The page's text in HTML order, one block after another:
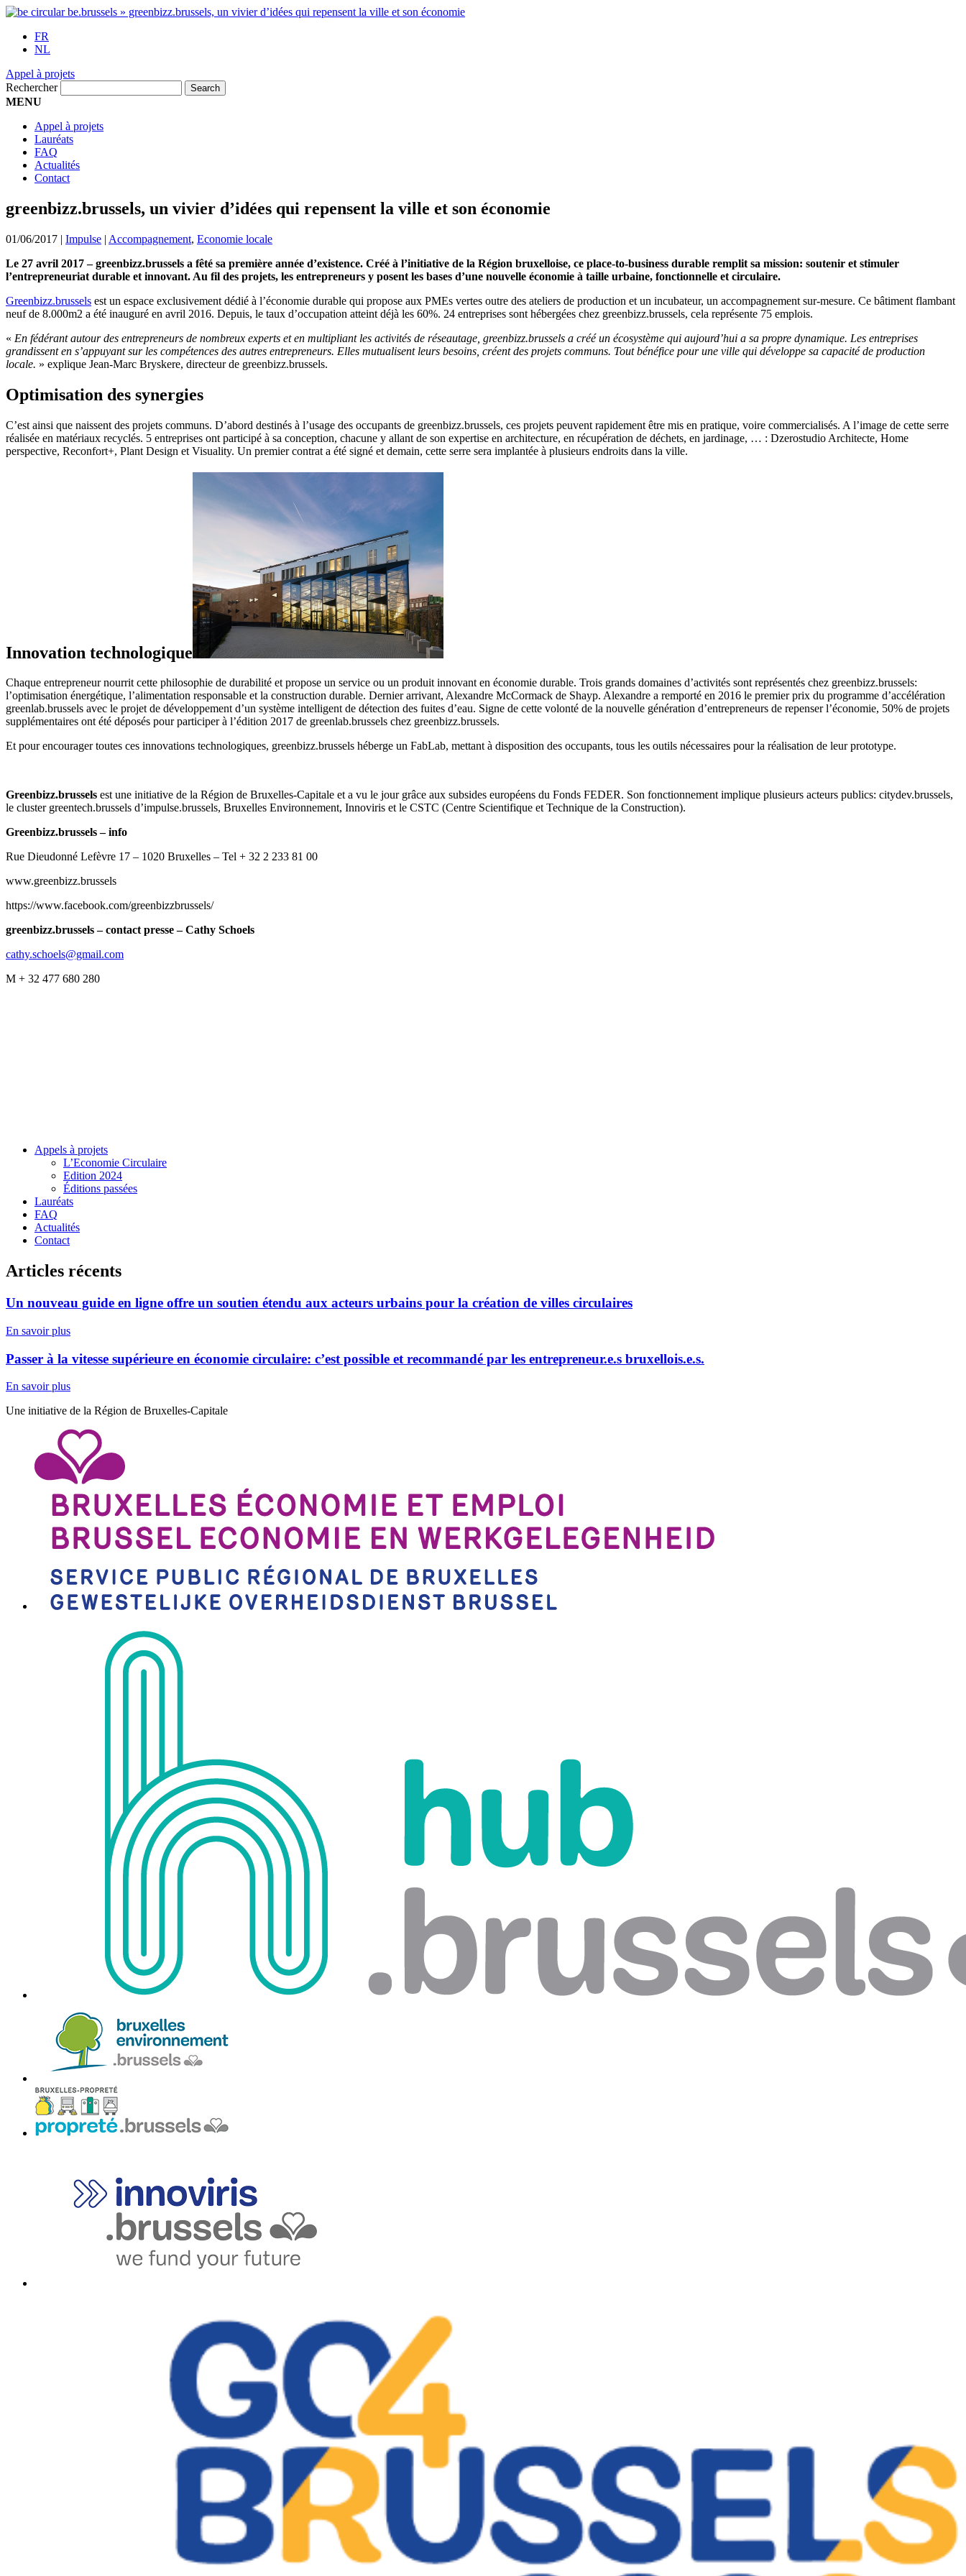
FR
NL
Appel à projets
Rechercher
MENU
Appel à projets
Lauréats
FAQ
Actualités
Contact
greenbizz.brussels, un vivier d’idées qui repensent la ville et son économie
01/06/2017 | Impulse | Accompagnement, Economie locale
Le 27 avril 2017 – greenbizz.brussels a fêté sa première année d’existence. Créé à l’initiative de la Région bruxelloise, ce place-to-business durable remplit sa mission: soutenir et stimuler
l’entrepreneuriat durable et innovant. Au fil des projets, les entrepreneurs y posent les bases d’une nouvelle économie à taille urbaine, fonctionnelle et circulaire.
Greenbizz.brussels est un espace exclusivement dédié à l’économie durable qui propose aux PMEs vertes outre des ateliers de production et un incubateur, un accompagnement sur-mesure. Ce bâtiment flambant
neuf de 8.000m2 a été inauguré en avril 2016. Depuis, le taux d’occupation atteint déjà les 60%. 24 entreprises sont hébergées chez greenbizz.brussels, cela représente 75 emplois.
« En fédérant autour des entrepreneurs de nombreux experts et en multipliant les activités de réseautage, greenbizz.brussels a créé un écosystème qui aujourd’hui a sa propre dynamique. Les entreprises
grandissent en s’appuyant sur les compétences des autres entrepreneurs. Elles mutualisent leurs besoins, créent des projets communs. Tout bénéfice pour une ville qui développe sa capacité de production
locale. » explique Jean-Marc Bryskere, directeur de greenbizz.brussels.
Optimisation des synergies
C’est ainsi que naissent des projets communs. D’abord destinés à l’usage des occupants de greenbizz.brussels, ces projets peuvent rapidement être mis en pratique, voire commercialisés. A l’image de cette serre
réalisée en matériaux recyclés. 5 entreprises ont participé à sa conception, chacune y allant de son expertise en architecture, en récupération de déchets, en jardinage, … : Dzerostudio Architecte, Home
perspective, Reconfort+, Plant Design et Visuality. Un premier contrat a été signé et demain, cette serre sera implantée à plusieurs endroits dans la ville.
Innovation technologique
Chaque entrepreneur nourrit cette philosophie de durabilité et propose un service ou un produit innovant en économie durable. Trois grands domaines d’activités sont représentés chez greenbizz.brussels:
l’optimisation énergétique, l’alimentation responsable et la construction durable. Dernier arrivant, Alexandre McCormack de Shayp. Alexandre a remporté en 2016 le premier prix du programme d’accélération
greenlab.brussels avec le projet de développement d’un système intelligent de détection des fuites d’eau. Signe de cette volonté de la nouvelle génération d’entrepreneurs de repenser l’économie, 50% de projets
supplémentaires ont été déposés pour participer à l’édition 2017 de greenlab.brussels chez greenbizz.brussels.
Et pour encourager toutes ces innovations technologiques, greenbizz.brussels héberge un FabLab, mettant à disposition des occupants, tous les outils nécessaires pour la réalisation de leur prototype.
Greenbizz.brussels est une initiative de la Région de Bruxelles-Capitale et a vu le jour grâce aux subsides européens du Fonds FEDER. Son fonctionnement implique plusieurs acteurs publics: citydev.brussels,
le cluster greentech.brussels d’impulse.brussels, Bruxelles Environnement, Innoviris et le CSTC (Centre Scientifique et Technique de la Construction).
Greenbizz.brussels – info
Rue Dieudonné Lefèvre 17 – 1020 Bruxelles – Tel + 32 2 233 81 00
www.greenbizz.brussels
https://www.facebook.com/greenbizzbrussels/
greenbizz.brussels – contact presse – Cathy Schoels
cathy.schoels@gmail.com
M + 32 477 680 280
Appels à projets
L’Economie Circulaire
Edition 2024
Éditions passées
Lauréats
FAQ
Actualités
Contact
Articles récents
Un nouveau guide en ligne offre un soutien étendu aux acteurs urbains pour la création de villes circulaires
En savoir plus
Passer à la vitesse supérieure en économie circulaire: c’est possible et recommandé par les entrepreneur.e.s bruxellois.e.s.
En savoir plus
Une initiative de la Région de Bruxelles-Capitale